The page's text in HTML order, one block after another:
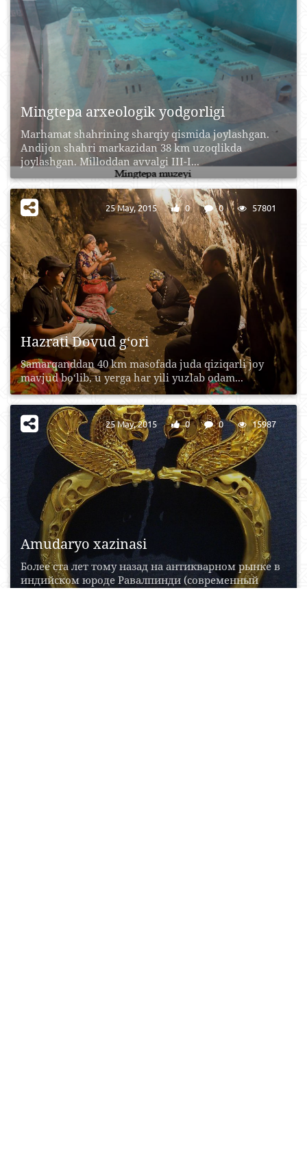
Mingtepa arxeologik yodgorligi
Marhamat shahrining sharqiy qismida joylashgan.
Andijon shahri markazidan 38 km uzoqlikda
joylashgan. Milloddan avvalgi III-I...
Hazrati Dovud g‘ori
Samarqanddan 40 km masofada juda qiziqarli joy
mavjud bo‘lib, u yerga har yili yuzlab odam...
25 May, 2015 0 0 57801
Amudaryo xazinasi
Более ста лет тому назад на антикварном рынке в
индийском юроде Равалпинди (современный
25 May, 2015 0 0 15987